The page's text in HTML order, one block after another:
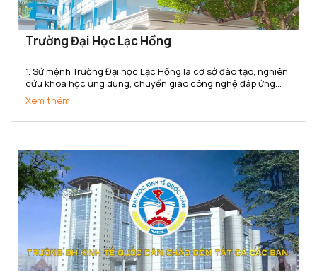
Trường Đại Học Lạc Hồng
1. Sứ mệnh Trường Đại học Lạc Hồng là cơ sở đào tạo, nghiên
cứu khoa học ứng dụng, chuyển giao công nghệ đáp ứng
nhu cầu xã hội. Trường cung cấp nguồn nhân lực, bồi dưỡng
nhân tài có năng lực và phẩm chất phục vụ sự nghiệp...
Xem thêm